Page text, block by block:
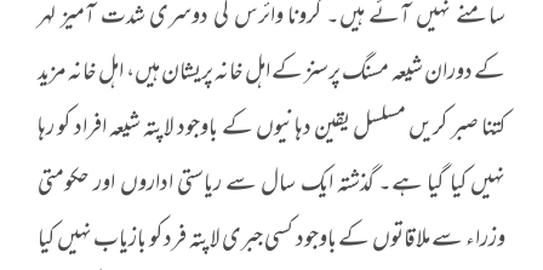
سامنے نہیں آئے ہیں۔ کرونا وائرس کی دوسری شدت آمیز لہر
کے دوران شیعہ مسنگ پرسنز کے اہل خانہ پریشان ہیں، اہل خانہ مزید
کتنا صبر کریں مسلسل یقین دہانیوں کے باوجود لاپتہ شیعہ افراد کو رہا
نہیں کیا گیا ہے۔ گذشتہ ایک سال سے ریاستی اداروں اور حکومتی
وزراء سے ملاقاتوں کے باوجود کسی جبری لاپتہ فرد کو بازیاب نہیں کیا